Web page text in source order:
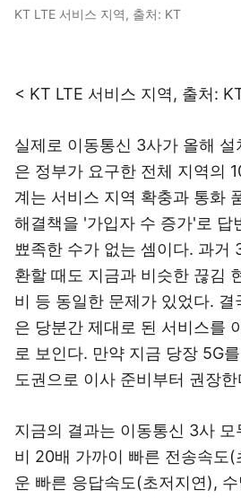
KT LTE 서비스 지역, 출처: KT
< KT LTE 서비스 지역, 출처:
실제로 이동통신 3사가 올해
은 정부가 요구한 전체 지역의
계는 서비스 지역 확충과 통화
해결책을 '가입자 수 증가'로 답
뾰족한 수가 없는 셈이다. 과거
환할 때도 지금과 비슷한 끊김
비 등 동일한 문제가 있었다.
은 당분간 제대로 된 서비스를
로 보인다. 만약 지금 당장 5G
도권으로 이사 준비부터 권장한
지금의 결과는 이동통신 3사 모
비 20배 가까이 빠른 전송속도
운 빠른 응답속도(초저지연),